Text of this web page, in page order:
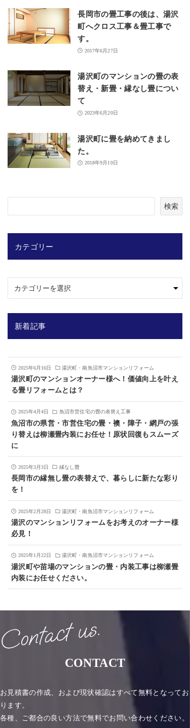
長岡市の畳工事の後は、湯沢
町へクロス工事＆畳工事で
す。
2017年6月27日
湯沢町のマンションの畳の表
替え・新畳・縁なし畳につい
て
2023年6月20日
湯沢町に畳を納めてきまし
た。
2018年9月10日
索
検索
カテゴリー
新着記事
2025年6月16日 湯沢町・南魚沼市マンションリフォーム
湯沢町のマンションオーナー様へ！価値向上を叶え
る畳リフォームとは？
2025年4月4日 魚沼市営住宅の畳の表替え工事
魚沼市の県営・市営住宅の畳・襖・障子・網戸の張
り替えは柳瀬畳内装にお任せ！原状回復もスムーズ
に
2025年3月3日 縁なし畳
長岡市の縁無し畳の表替えで、暮らしに新たな彩り
を！
2025年2月28日 湯沢町・南魚沼市マンションリフォーム
湯沢のマンションリフォームをお考えのオーナー様
必見！
2025年1月22日 湯沢町・南魚沼市マンションリフォーム
湯沢町や苗場のマンションの畳・内装工事は柳瀬畳
内装にお任せください。
CONTACT
お見積書の作成、および現状確認はすべて無料となってお
ります。
各種、ご都合の良い方法で無料でお問い合わせください。